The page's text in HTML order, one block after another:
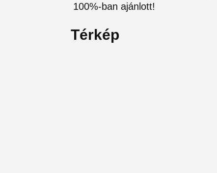
100%-ban ajánlott!
Térkép